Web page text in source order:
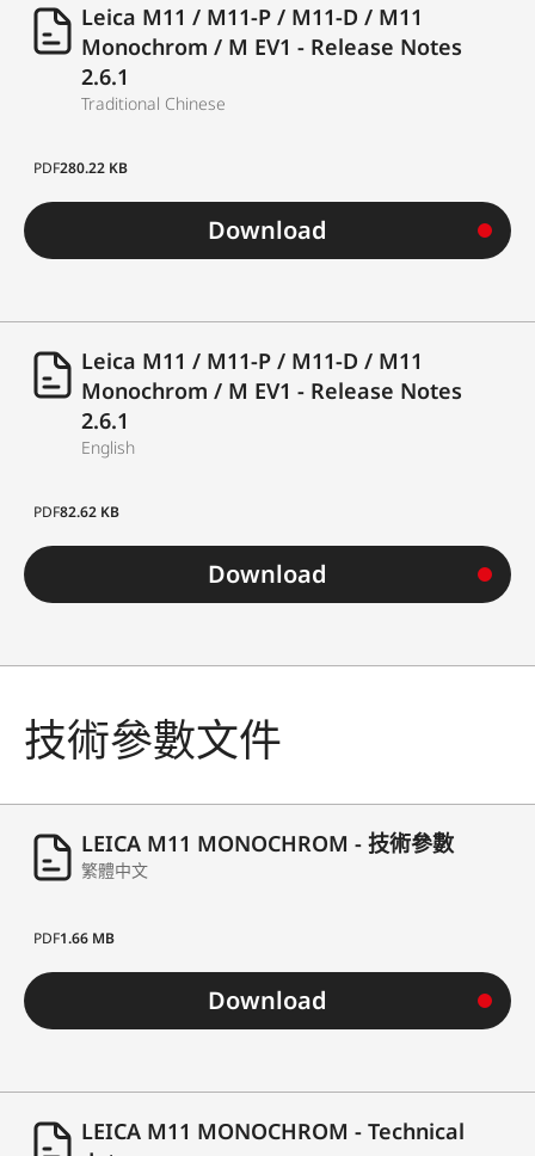
Leica M11 / M11-P / M11-D / M11
Monochrom / M EV1 - Release Notes
2.6.1
Traditional Chinese
PDF280.22 KB
Download
Leica M11 / M11-P / M11-D / M11
Monochrom / M EV1 - Release Notes
2.6.1
English
PDF82.62 KB
Download
技術參數文件
LEICA M11 MONOCHROM - 技術參數
繁體中文
PDF1.66 MB
Download
LEICA M11 MONOCHROM - Technical